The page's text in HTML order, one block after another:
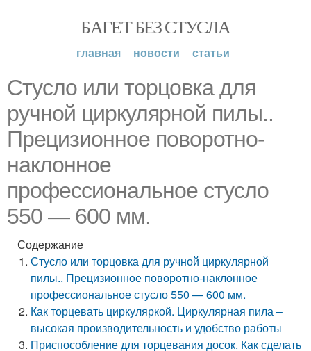
БАГЕТ БЕЗ СТУСЛА
главная новости статьи
Стусло или торцовка для
ручной циркулярной пилы..
Прецизионное поворотно-
наклонное
профессиональное стусло
550 — 600 мм.
Содержание
Стусло или торцовка для ручной циркулярной
пилы.. Прецизионное поворотно-наклонное
профессиональное стусло 550 — 600 мм.
Как торцевать циркуляркой. Циркулярная пила –
высокая производительность и удобство работы
Приспособление для торцевания досок. Как сделать